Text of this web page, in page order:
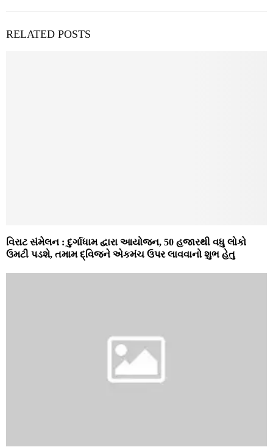
RELATED POSTS
વિરાટ સંમેલન : દુર્ગાધામ દ્વારા આયોજન, 50 હજારથી વધુ લોકો
ઉમટી પડશે, તમામ દ્વિજને એકમંચ ઉપર લાવવાનો શુભ હેતુ